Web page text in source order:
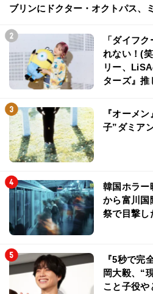
ブリンにドクター・オクトパス、
「ダイフ
れない！(
リー、
ターズ』推
『オーメ
子”ダミア
韓国ホラー
から富川国
祭で目撃し
『5秒で完
岡大毅、“
こと子役や